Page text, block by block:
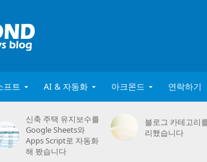
프트 AI & 자동화 아크몬드 연락하기
신축 주택 유지보수를
Google Sheets와
Apps Script로 자동화
해 봤습니다
블로그 카테고리
리했습니다